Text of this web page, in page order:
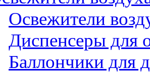
Освежители
Диспенсеры для
Баллончики для